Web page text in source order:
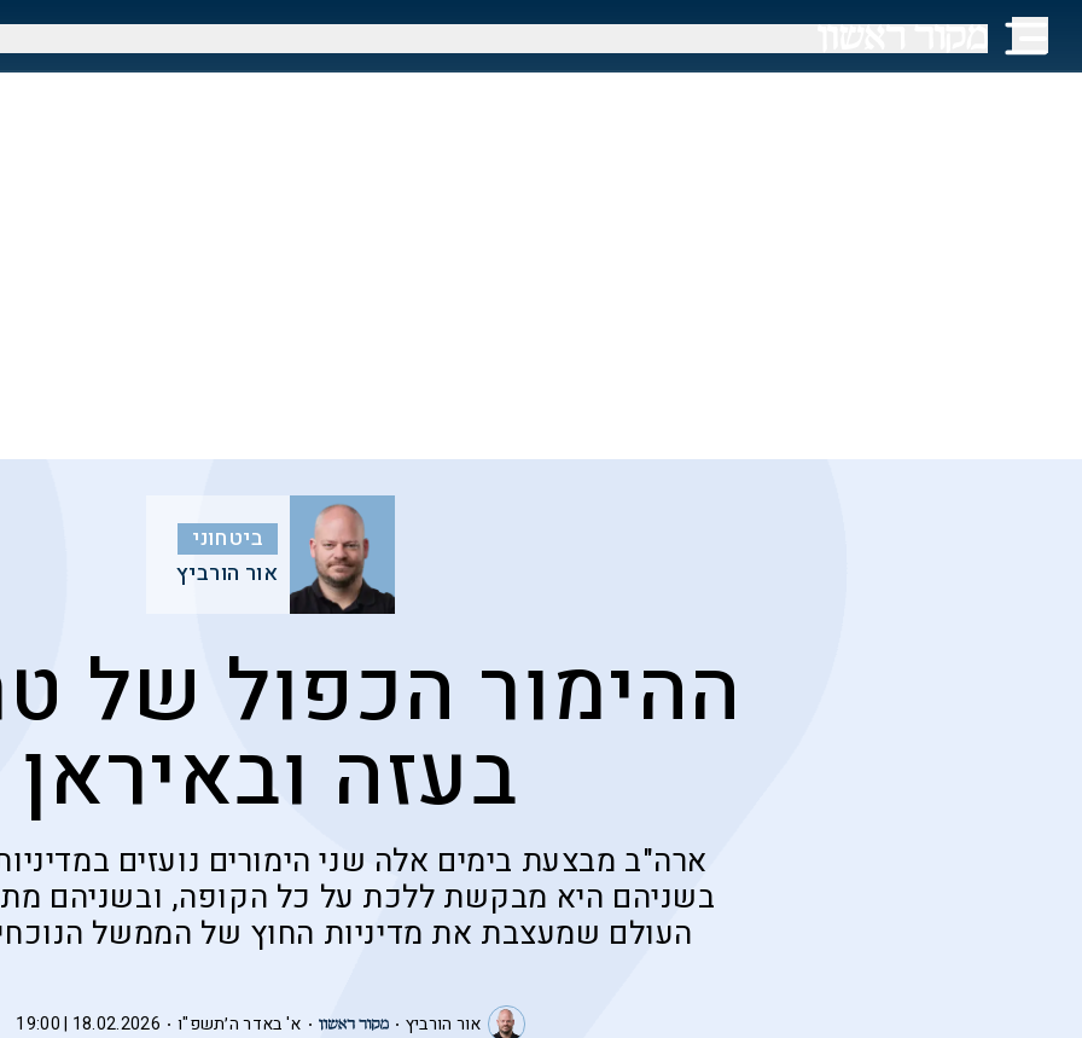
ביטחוני
אור הורביץ
ההימור הכפול של
בעזה ובאיראן
ארה"ב מבצעת בימים אלה שני הימורים נועזים
בשניהם היא מבקשת ללכת על כל הקופה, ובשניהם
העולם שמעצבת את מדיניות החוץ של הממשל הנוכחי
אור הורביץ א' באדר ה׳תשפ"ו 18.02.2026 | 19:00